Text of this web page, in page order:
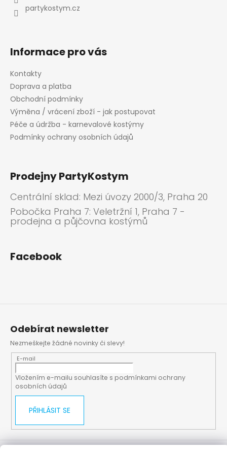
Odebírat newsletter
Nezmeškejte žádné novinky či slevy!
E-mail
Vložením e-mailu souhlasíte s podmínkami ochrany
osobních údajů
PŘIHLÁSIT SE
partykostym.cz
Informace pro vás
Kontakty
Doprava a platba
Obchodní podmínky
Výměna / vrácení zboží - jak postupovat
Péče a údržba - karnevalové kostýmy
Podmínky ochrany osobních údajů
Prodejny PartyKostym
Centrální sklad: Mezi úvozy 2000/3, Praha 20
Pobočka Praha 7: Veletržní 1, Praha 7 -
prodejna a půjčovna kostýmů
Facebook